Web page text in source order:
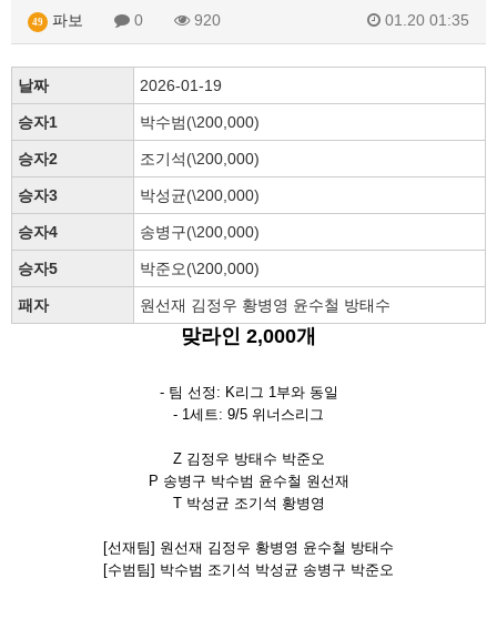
49 파보 0 920 01.20 01:35
날짜 2026-01-19
승자1 박수범(\200,000)
승자2 조기석(\200,000)
승자3 박성균(\200,000)
승자4 송병구(\200,000)
승자5 박준오(\200,000)
패자 원선재 김정우 황병영 윤수철 방태수
맞라인 2,000개
- 팀 선정: K리그 1부와 동일
- 1세트: 9/5 위너스리그
Z 김정우 방태수 박준오
P 송병구 박수범 윤수철 원선재
T 박성균 조기석 황병영
[선재 팀] 원선재 김정우 황병영 윤수철 방태수
[수범 팀] 박수범 조기석 박성균 송병구 박준오